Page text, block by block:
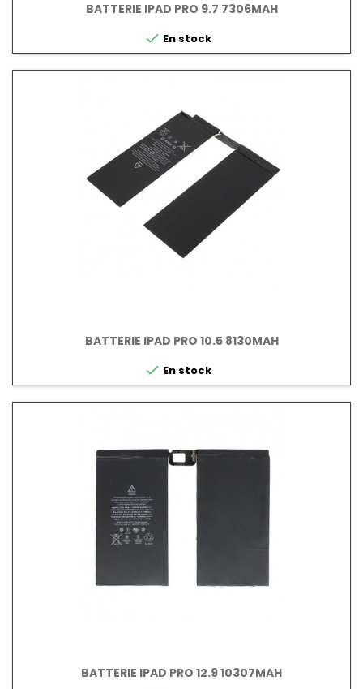
BATTERIE IPAD PRO 9.7 7306MAH
 En stock
BATTERIE IPAD PRO 10.5 8130MAH
 En stock
BATTERIE IPAD PRO 12.9 10307MAH